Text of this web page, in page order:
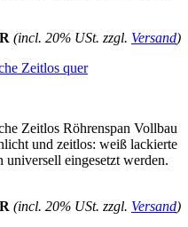
(incl. 20% USt. zzgl. Versand)
Zeitlos quer
Zeitlos Röhrenspan Vollbau
und zeitlos: weiß lackierte
eingesetzt werden.
(incl. 20% USt. zzgl. Versand)